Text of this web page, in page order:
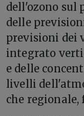
dell'ozono sul
delle
previsioni dei
integrato
e delle
livelli
che